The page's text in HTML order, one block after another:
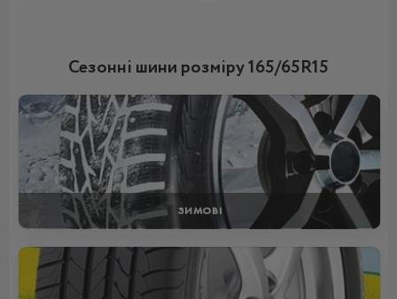
Сезонні шини розміру 165/65R15
ЗИМОВІ